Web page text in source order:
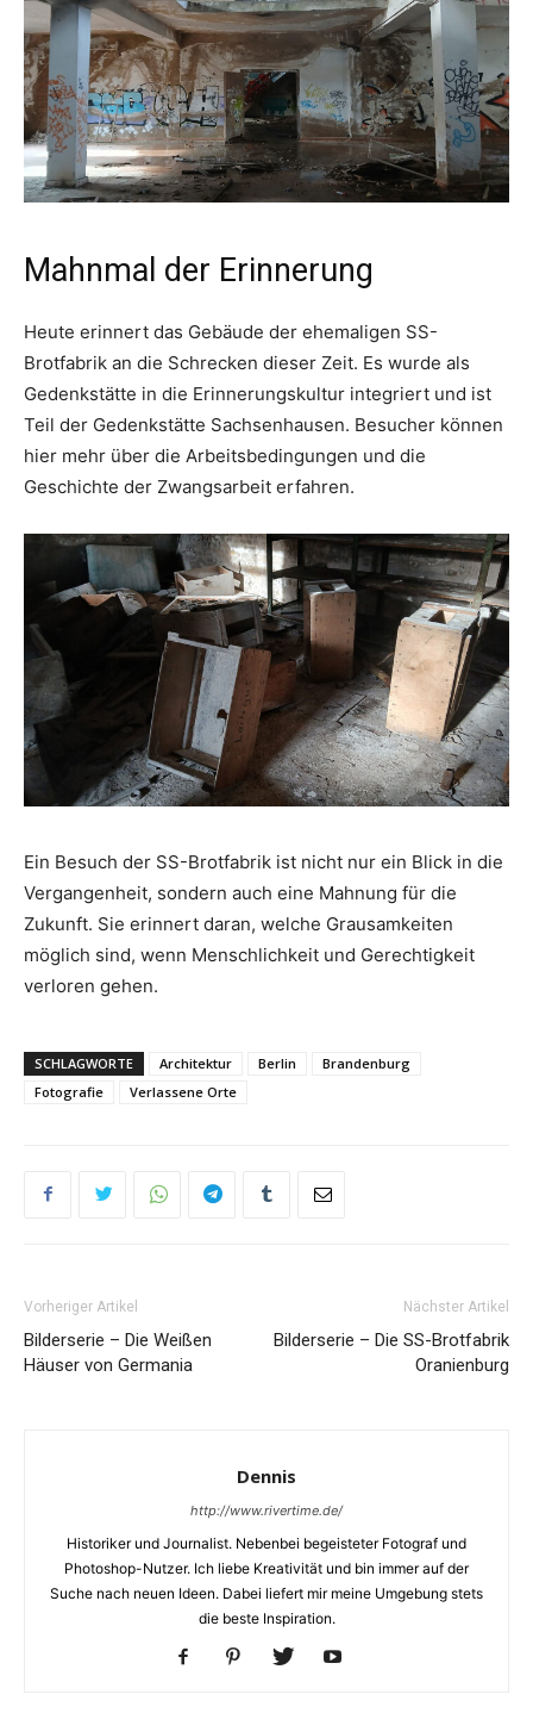
Mahnmal der Erinnerung
Heute erinnert das Gebäude der ehemaligen SS-
Brotfabrik an die Schrecken dieser Zeit. Es wurde als
Gedenkstätte in die Erinnerungskultur integriert und ist
Teil der Gedenkstätte Sachsenhausen. Besucher können
hier mehr über die Arbeitsbedingungen und die
Geschichte der Zwangsarbeit erfahren.
Ein Besuch der SS-Brotfabrik ist nicht nur ein Blick in die
Vergangenheit, sondern auch eine Mahnung für die
Zukunft. Sie erinnert daran, welche Grausamkeiten
möglich sind, wenn Menschlichkeit und Gerechtigkeit
verloren gehen.
SCHLAGWORTE Architektur Berlin
Brandenburg
Fotografie
Verlassene Orte
Vorheriger Artikel
Bilderserie – Die Weißen
Häuser von Germania
Nächster Artikel
Bilderserie – Die SS-Brotfabrik
Oranienburg
Dennis
http://www.rivertime.de/
Historiker und Journalist. Nebenbei begeisteter Fotograf und
Photoshop-Nutzer. Ich liebe Kreativität und bin immer auf der
Suche nach neuen Ideen. Dabei liefert mir meine Umgebung stets
die beste Inspiration.